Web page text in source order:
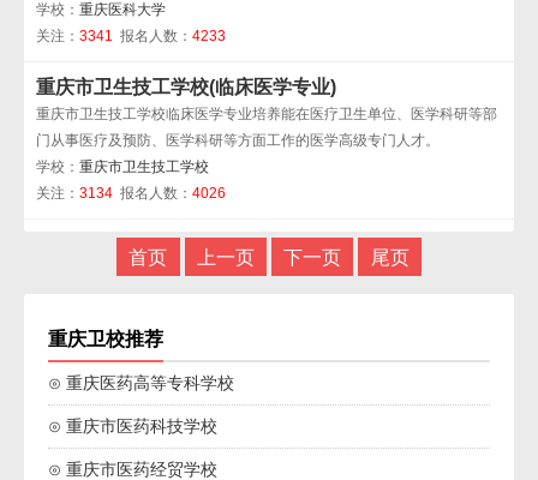
学校： 重庆医科大学
关注： 3341 报名人数： 4233
重庆市卫生技工学校(临床医学专业)
重庆市卫生技工学校临床医学专业培养能在医疗卫生单位、医学科研等部
门从事医疗及预防、医学科研等方面工作的医学高级专门人才。
学校： 重庆市卫生技工学校
关注： 3134 报名人数： 4026
首页 上一页 下一页 尾页
重庆卫校推荐
⊙ 重庆医药高等专科学校
⊙ 重庆市医药科技学校
⊙ 重庆市医药经贸学校